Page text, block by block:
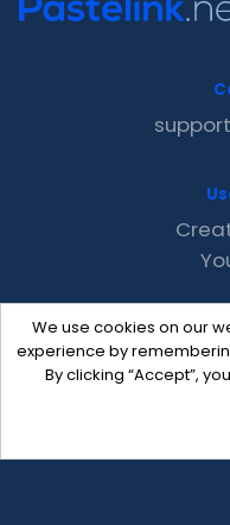
We use cookies on our
experience by
By clicking “Accept”,